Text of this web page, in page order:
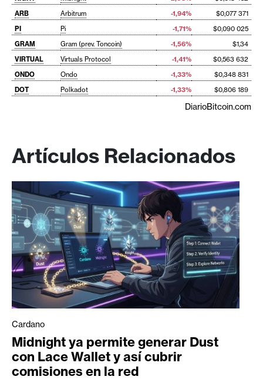
ARB
Arbitrum -1,94%
$0,077 371
PI
Pi -1,71%
$0,090 025
GRAM
Gram (prev. Toncoin) -1,56%
$1,34
VIRTUAL
Virtuals Protocol -1,41%
$0,563 632
ONDO
Ondo -1,33%
$0,348 831
DOT
Polkadot -1,33% $0,806 189
DiarioBitcoin.com
Artículos Relacionados
Cardano
Midnight ya permite generar Dust
con Lace Wallet y así cubrir
comisiones en la red